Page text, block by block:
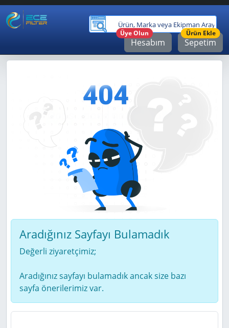
Hesabım
Üye Olun
Sepetim
Ürün Ekle
Aradığınız Sayfayı Bulamadık
Değerli ziyaretçimiz;
Aradığınız sayfayı bulamadık ancak size bazı
sayfa önerilerimiz var.